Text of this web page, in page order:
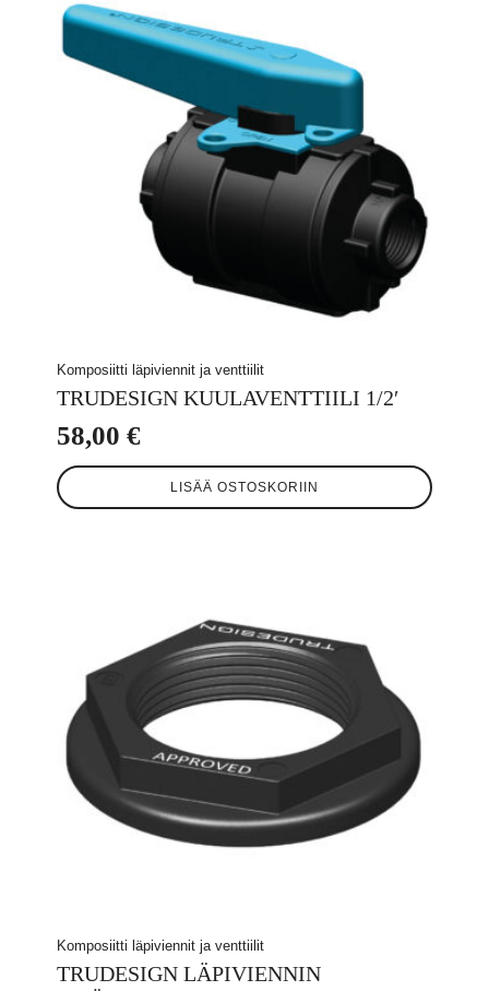
Komposiitti läpiviennit ja venttiilit
TRUDESIGN KUULAVENTTIILI 1/2′
58,00 €
LISÄÄ OSTOSKORIIN
Komposiitti läpiviennit ja venttiilit
TRUDESIGN LÄPIVIENNIN